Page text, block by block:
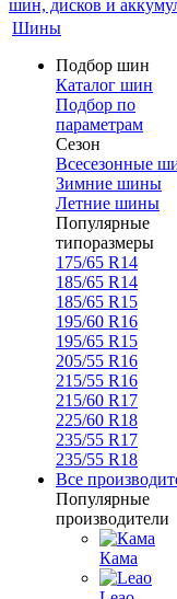
Шины
Подбор шин
Каталог шин
Подбор по
параметрам
Сезон
Всесезонные
Зимние шины
Летние шины
Популярные
типоразмеры
175/65 R14
185/65 R14
185/65 R15
195/60 R16
195/65 R15
205/55 R16
215/55 R16
215/60 R17
225/60 R18
235/55 R17
235/55 R18
Все
Популярные
производители
Кама